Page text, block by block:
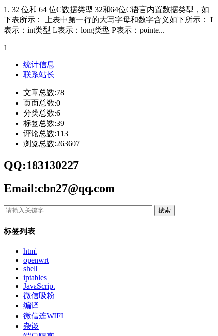
1. 32 位和 64 位C数据类型 32和64位C语言内置数据类型，如
下表所示： 上表中第一行的大写字母和数字含义如下所示： I
表示：int类型 L表示：long类型 P表示：pointe...
1
统计信息
联系站长
文章总数:78
页面总数:0
分类总数:6
标签总数:39
评论总数:113
浏览总数:263607
QQ:183130227
Email:cbn27@qq.com
搜索
标签列表
html
openwrt
shell
iptables
JavaScript
微信吸粉
编译
微信连WIFI
杂谈